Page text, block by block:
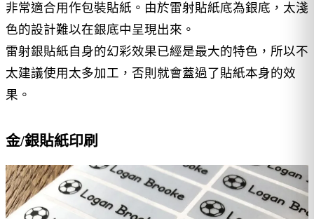
非常適合用作包裝貼紙。由於雷射貼紙底為銀底，太淺
色的設計難以在銀底中呈現出來。
雷射銀貼紙自身的幻彩效果已經是最大的特色，所以不
太建議使用太多加工，否則就會蓋過了貼紙本身的效
果。
金/銀貼紙印刷